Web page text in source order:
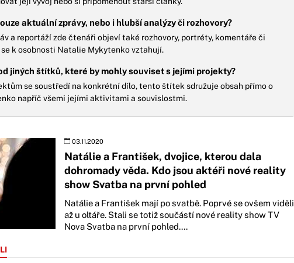
aktuální zprávy, nebo i hlubší analýzy či rozhovory?
a reportáží zde čtenáři objeví také rozhovory, portréty, komentáře či
k osobnosti Natalie Mykytenko vztahují.
jiných štítků, které by mohly souviset s jejími projekty?
se soustředí na konkrétní dílo, tento štítek sdružuje obsah přímo o
napříč všemi jejími aktivitami a souvislostmi.
03.11.2020
Natálie a František, dvojice, kterou dala
dohromady věda. Kdo jsou aktéři nové reality
show Svatba na první pohled
Natálie a František mají po svatbě. Poprvé se ovšem viděli
až u oltáře. Stali se totiž součástí nové reality show TV
Nova Svatba na první pohled....